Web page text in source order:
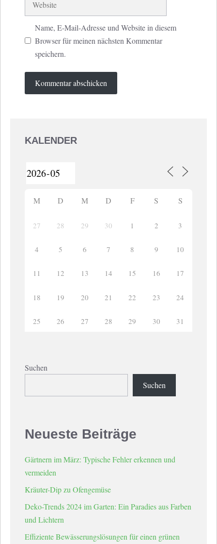
Name, E-Mail-Adresse und Website in diesem
Browser für meinen nächsten Kommentar
speichern.
KALENDER
M D M D F S S
27 28 29 30 1 2 3
4 5 6 7 8 9 10
11 12 13 14 15 16 17
18 19 20 21 22 23 24
25 26 27 28 29 30 31
Suchen
Suchen
Neueste Beiträge
Gärtnern im März: Typische Fehler erkennen und
vermeiden
Kräuter-Dip zu Ofengemüse
Deko-Trends 2024 im Garten: Ein Paradies aus Farben
und Lichtern
Effiziente Bewässerungslösungen für einen grünen